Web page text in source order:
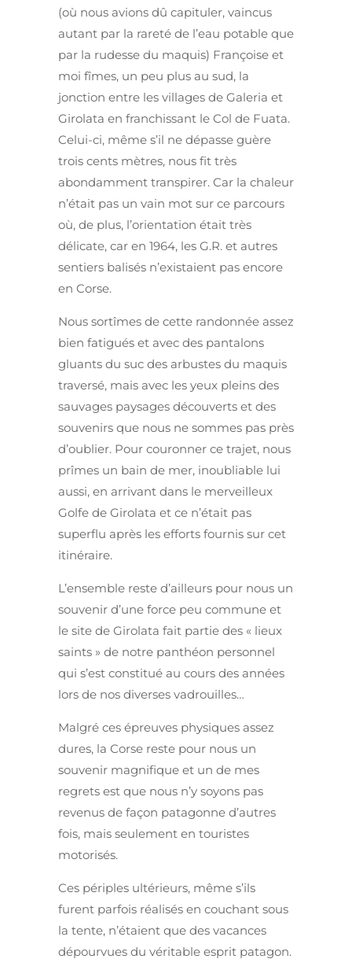
(où nous avions dû capituler, vaincus
autant par la rareté de l’eau potable que
par la rudesse du maquis) Françoise et
moi fîmes, un peu plus au sud, la
jonction entre les villages de Galeria et
Girolata en franchissant le Col de Fuata.
Celui-ci, même s’il ne dépasse guère
trois cents mètres, nous fit très
abondamment transpirer. Car la chaleur
n’était pas un vain mot sur ce parcours
où, de plus, l’orientation était très
délicate, car en 1964, les G.R. et autres
sentiers balisés n’existaient pas encore
en Corse.
Nous sortîmes de cette randonnée assez
bien fatigués et avec des pantalons
gluants du suc des arbustes du maquis
traversé, mais avec les yeux pleins des
sauvages paysages découverts et des
souvenirs que nous ne sommes pas près
d’oublier. Pour couronner ce trajet, nous
prîmes un bain de mer, inoubliable lui
aussi, en arrivant dans le merveilleux
Golfe de Girolata et ce n’était pas
superflu après les efforts fournis sur cet
itinéraire.
L’ensemble reste d’ailleurs pour nous un
souvenir d’une force peu commune et
le site de Girolata fait partie des « lieux
saints » de notre panthéon personnel
qui s’est constitué au cours des années
lors de nos diverses vadrouilles…
Malgré ces épreuves physiques assez
dures, la Corse reste pour nous un
souvenir magnifique et un de mes
regrets est que nous n’y soyons pas
revenus de façon patagonne d’autres
fois, mais seulement en touristes
motorisés.
Ces périples ultérieurs, même s’ils
furent parfois réalisés en couchant sous
la tente, n’étaient que des vacances
dépourvues du véritable esprit patagon.